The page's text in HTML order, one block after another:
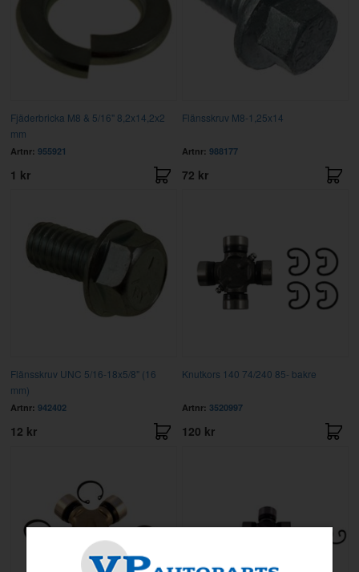
Fjäderbricka M8 & 5/16" 8,2x14,2x2
mm
Artnr: 955921
1 kr
Flänsskruv M8-1,25x14
Artnr: 988177
72 kr
Flänsskruv UNC 5/16-18x5/8" (16
mm)
Artnr: 942402
12 kr
Knutkors 140 74/240 85- bakre
Artnr: 3520997
120 kr